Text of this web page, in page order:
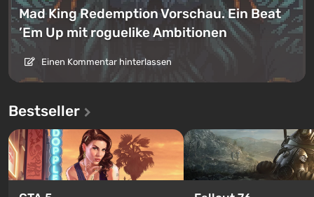
Mad King Redemption Vorschau. Ein Beat
’Em Up mit roguelike Ambitionen
Einen Kommentar hinterlassen
Bestseller